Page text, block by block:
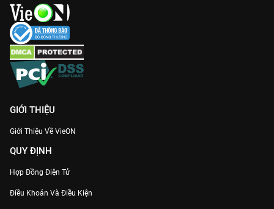
GIỚI THIỆU
Giới Thiệu Về VieON
QUY ĐỊNH
Hợp Đồng Điện Tử
Điều Khoản Và Điều Kiện